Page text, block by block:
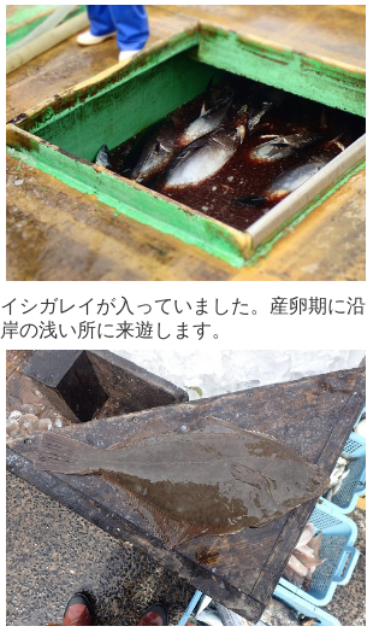
イシガレイが入っていました。産卵期に沿
岸の浅い所に来遊します。